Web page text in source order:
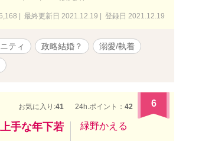
| 最終更新日 2021.12.19 | 登録日 2021.12.19
ティ 政略結婚？
溺愛/執着
お気に入り:41 24h.ポイント： 42 6
手な年下若
緑野かえる